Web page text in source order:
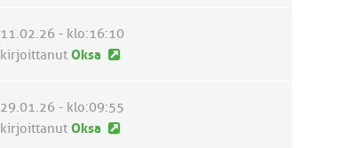
i
i
e
i
n
i
e
11.02.26 - klo:16:10
kirjoittanut Oksa
U
i
n
29.01.26 - klo:09:55
kirjoittanut Oksa
U